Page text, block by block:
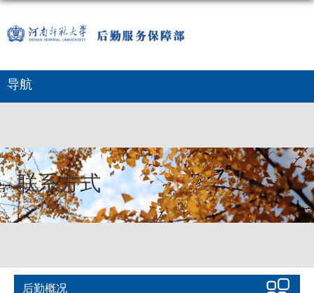
导航
联系方式
后勤概况